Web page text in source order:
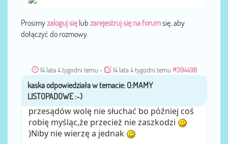
Prosimyzaloguj sięlub zarejestruj się na forumsię, aby
dołączyć do rozmowy.
14 lata 4 tygodni temu - 14 lata 4 tygodni temu #394498
przezkaska
przesądów wolę nie słuchać bo później coś
robię myśląc,że przecież nie zaszkodzi
)Niby nie wierzę a jednak